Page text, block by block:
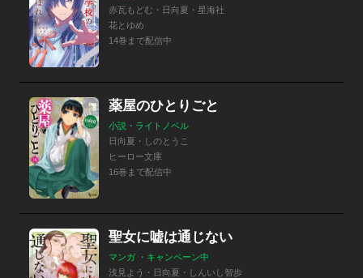
赤瓦もどむ・日向夏・星海社
花とゆめ
14巻まで配信中
薬屋のひとりごと
小説・ライトノベル
日向夏・しのとうこ
ヒーロー文庫
16巻まで配信中
聖女に嘘は通じない
マンガ ・キャンペーン中
浅見よう・日向夏・しんいし智歩